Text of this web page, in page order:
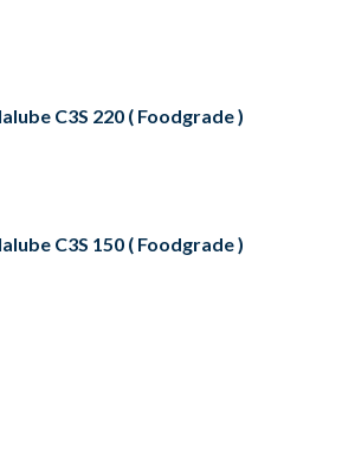
C3S 220 ( Foodgrade )
C3S 150 ( Foodgrade )